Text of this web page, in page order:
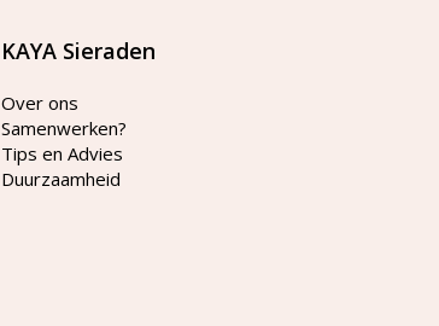
KAYA Sieraden
Over ons
Samenwerken?
Tips en Advies
Duurzaamheid